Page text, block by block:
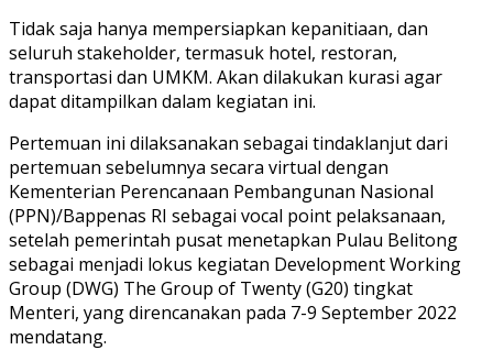
Tidak saja hanya mempersiapkan kepanitiaan, dan
seluruh stakeholder, termasuk hotel, restoran,
transportasi dan UMKM. Akan dilakukan kurasi agar
dapat ditampilkan dalam kegiatan ini.
Pertemuan ini dilaksanakan sebagai tindaklanjut dari
pertemuan sebelumnya secara virtual dengan
Kementerian Perencanaan Pembangunan Nasional
(PPN)/Bappenas RI sebagai vocal point pelaksanaan,
setelah pemerintah pusat menetapkan Pulau Belitong
sebagai menjadi lokus kegiatan Development Working
Group (DWG) The Group of Twenty (G20) tingkat
Menteri, yang direncanakan pada 7-9 September 2022
mendatang.